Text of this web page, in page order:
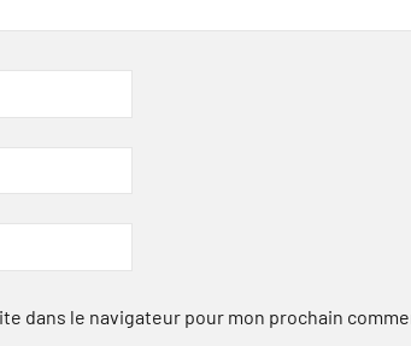
dans le navigateur pour mon prochain